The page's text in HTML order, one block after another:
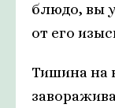
блюдо, вы
от его
Тишина на